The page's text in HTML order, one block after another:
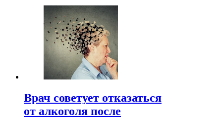
Врач советует отказаться
от алкоголя после